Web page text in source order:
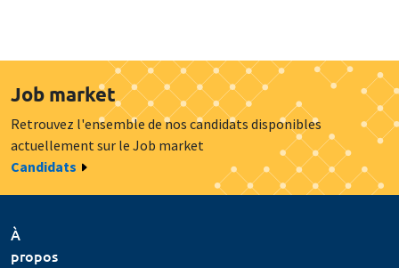
Job market
Retrouvez l'ensemble de nos candidats disponibles
actuellement sur le Job market
Candidats
À
propos